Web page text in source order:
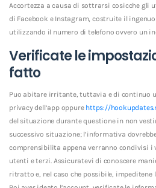
Accortezza a causa di sottrarsi cosicche gli
di Facebook e Instagram, costruite il
utilizzando il numero di telefono ovvero un
Verificate le
fatto
Puo abitare irritante, tuttavia e di continuo
privacy dell’app oppure https://
del situazione durante questione in non
successivo situazione; l’informativa
comprensibilita appena verranno condivisi
utenti e terzi. Assicuratevi di conoscere
ritratto e, nel caso che possibile,